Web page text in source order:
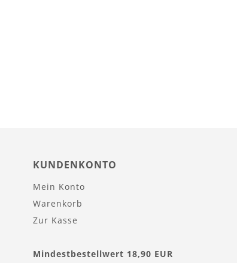
KUNDENKONTO
Mein Konto
Warenkorb
Zur Kasse
Mindestbestellwert 18,90 EUR